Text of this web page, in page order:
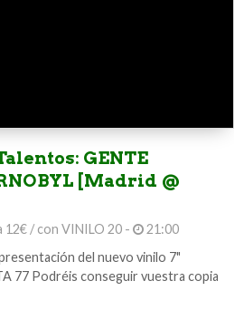
GENTE
[Madrid @
12€ / con VINILO 20 -
21:00
del nuevo vinilo 7"
77 Podréis conseguir vuestra copia